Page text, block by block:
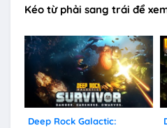
Kéo từ phải sang trái để
Deep Rock Galactic: